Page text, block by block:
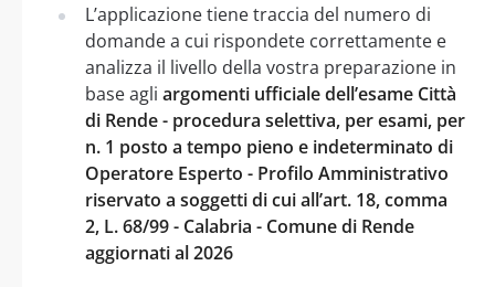
L’applicazione tiene traccia del numero di
domande a cui rispondete correttamente e
analizza il livello della vostra preparazione in
base agli argomenti ufficiale dell’esame Città
di Rende - procedura selettiva, per esami, per
n. 1 posto a tempo pieno e indeterminato di
Operatore Esperto - Profilo Amministrativo
riservato a soggetti di cui all’art. 18, comma
2, L. 68/99 - Calabria - Comune di Rende
aggiornati al 2026